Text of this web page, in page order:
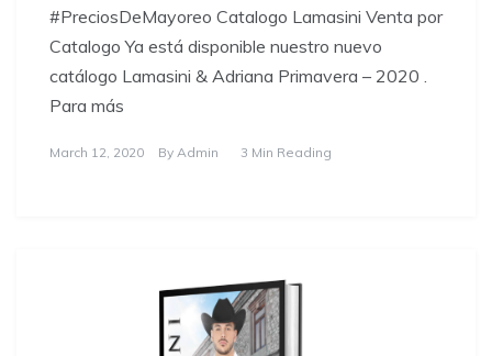
#PreciosDeMayoreo Catalogo Lamasini Venta por
Catalogo Ya está disponible nuestro nuevo
catálogo Lamasini & Adriana Primavera – 2020 .
Para más
March 12, 2020 By Admin 3 Min Reading